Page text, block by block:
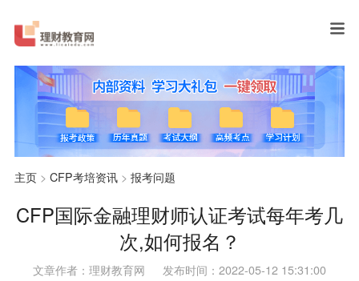
主页> CFP考培资讯> 报考问题
CFP国际金融理财师认证考试每年考几
次,如何报名？
文章作者：理财教育网 发布时间：2022-05-12 15:31:00